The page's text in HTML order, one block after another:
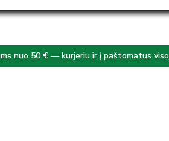
nuo 50 € — kurjeriu ir į paštomatus